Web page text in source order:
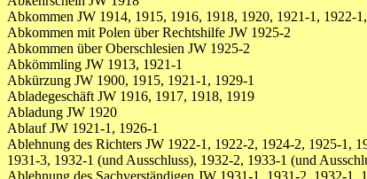
Abkommen JW 1914, 1915, 1916, 1918, 1920, 1921-1, 1922-
Abkommen mit Polen über Rechtshilfe JW 1925-2
Abkommen über Oberschlesien JW 1925-2
Abkömmling JW 1913, 1921-1
Abkürzung JW 1900, 1915, 1921-1, 1929-1
Abladegeschäft JW 1916, 1917, 1918, 1919
Abladung JW 1920
Ablauf JW 1921-1, 1926-1
Ablehnung des Richters JW 1922-1, 1922-2, 1924-2, 1925-1,
1931-3, 1932-1 (und Ausschluss), 1932-2, 1933-1 (und
Ablehnung des Sachverständigen JW 1931-1, 1931-2, 1932-1,